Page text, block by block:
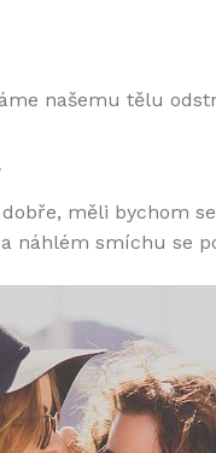
našemu tělu
měli bychom
náhlém smíchu se